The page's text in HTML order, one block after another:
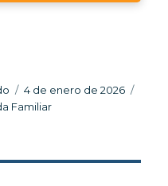
Publicado
el
4 de enero de 2026
Familiar